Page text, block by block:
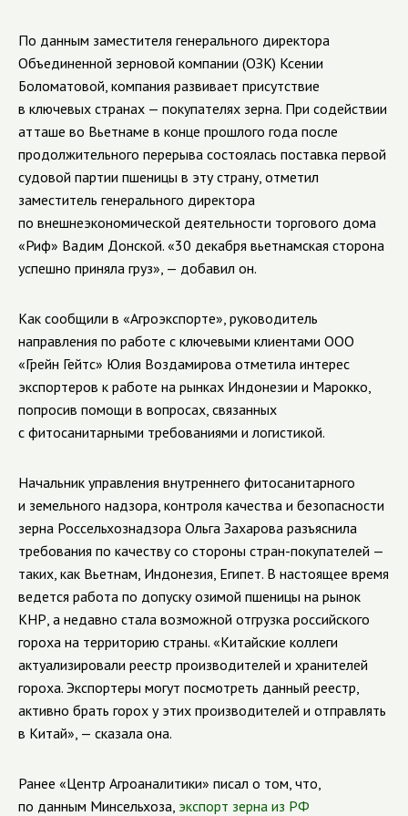
По данным заместителя генерального директора
Объединенной зерновой компании (ОЗК) Ксении
Боломатовой, компания развивает присутствие
в ключевых странах — покупателях зерна. При содействии
атташе во Вьетнаме в конце прошлого года после
продолжительного перерыва состоялась поставка первой
судовой партии пшеницы в эту страну, отметил
заместитель генерального директора
по внешнеэкономической деятельности торгового дома
«Риф» Вадим Донской. «30 декабря вьетнамская сторона
успешно приняла груз», — добавил он.
Как сообщили в «Агроэкспорте», руководитель
направления по работе с ключевыми клиентами ООО
«Грейн Гейтс» Юлия Воздамирова отметила интерес
экспортеров к работе на рынках Индонезии и Марокко,
попросив помощи в вопросах, связанных
с фитосанитарными требованиями и логистикой.
Начальник управления внутреннего фитосанитарного
и земельного надзора, контроля качества и безопасности
зерна Россельхознадзора Ольга Захарова разъяснила
требования по качеству со стороны стран-покупателей —
таких, как Вьетнам, Индонезия, Египет. В настоящее время
ведется работа по допуску озимой пшеницы на рынок
КНР, а недавно стала возможной отгрузка российского
гороха на территорию страны. «Китайские коллеги
актуализировали реестр производителей и хранителей
гороха. Экспортеры могут посмотреть данный реестр,
активно брать горох у этих производителей и отправлять
в Китай», — сказала она.
Ранее «Центр Агроаналитики» писал о том, что,
по данным Минсельхоза, экспорт зерна из РФ